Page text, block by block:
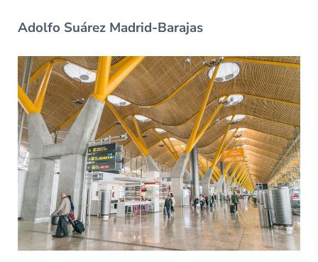
Adolfo Suárez Madrid-Barajas